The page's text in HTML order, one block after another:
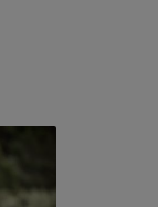
und Funktionen im
Anzeige von
Verknüpfung